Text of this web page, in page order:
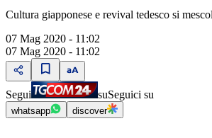
Cultura giapponese e revival tedesco si
07 Mag 2020 - 11:02
07 Mag 2020 - 11:02
Segui suSeguici su
whatsapp discover